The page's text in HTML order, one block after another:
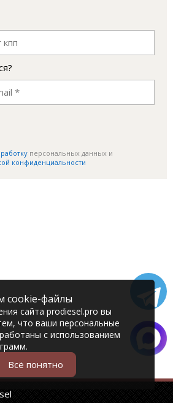
персональных данных и
конфиденциальности
cookie-файлы
сайта prodiesel.pro вы
что ваши персональные
с использованием
Всё понятно